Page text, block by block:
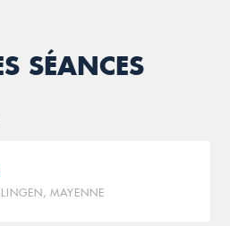
SÉANCES
MAYENNE